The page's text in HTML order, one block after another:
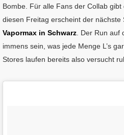
Bombe. Für alle Fans der Collab
diesen Freitag erscheint der nächste
Vapormax in Schwarz . Der Run
immens sein, was jede Menge L’s
Stores laufen bereits also versucht